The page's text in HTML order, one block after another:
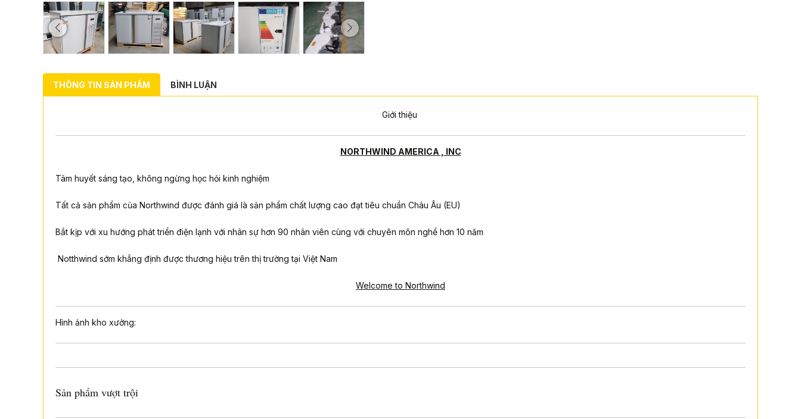
THÔNG TIN SẢN PHẨM BÌNH LUẬN
Giới thiệu
NORTHWIND AMERICA , INC
Tâm huyết sáng tạo, không ngừng học hỏi kinh nghiệm
Tất cả sản phẩm của Northwind được đánh giá là sản phẩm chất lượng cao đạt tiêu chuẩn Châu Âu (EU)
Bắt kịp với xu hướng phát triển điện lạnh với nhân sự hơn 90 nhân viên cùng với chuyên môn nghề hơn 10 năm
Notthwind sớm khẳng định được thương hiệu trên thị trường tại Việt Nam
Welcome to Northwind
Hình ảnh kho xưởng:
Sản phẩm vượt trội